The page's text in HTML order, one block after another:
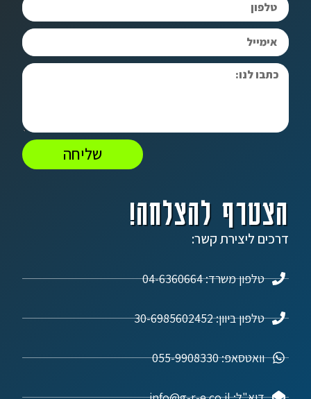
הצטרף להצלחה!
דרכים ליצירת קשר:
טלפון משרד: 04-6360664
טלפון ביוון: 30-6985602452
וואטסאפ: 055-9908330
שליחה